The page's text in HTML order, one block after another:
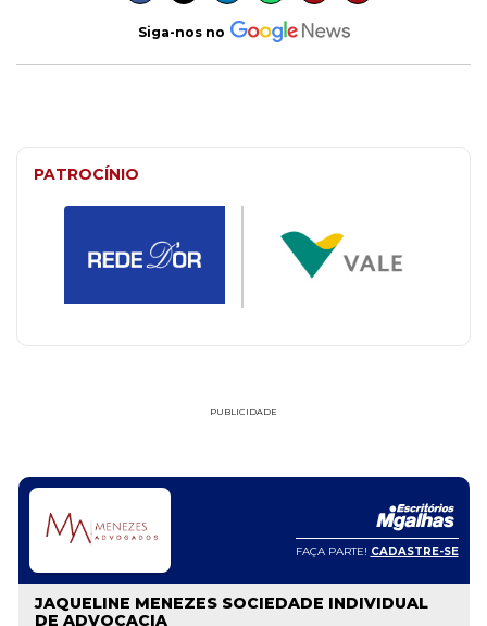
Siga-nos no
PATROCÍNIO
PUBLICIDADE
FAÇA PARTE! CADASTRE-SE
JAQUELINE MENEZES SOCIEDADE INDIVIDUAL
DE ADVOCACIA